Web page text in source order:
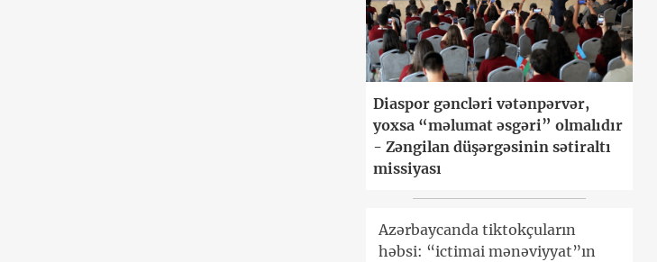
Diaspor gəncləri vətənpərvər,
yoxsa “məlumat əsgəri” olmalıdır
- Zəngilan düşərgəsinin sətiraltı
missiyası
Azərbaycanda tiktokçuların
həbsi: “ictimai mənəviyyat”ın